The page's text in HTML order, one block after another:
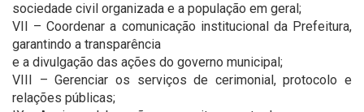
sociedade civil organizada e a população em geral;
VII – Coordenar a comunicação institucional da Prefeitura,
garantindo a transparência
e a divulgação das ações do governo municipal;
VIII – Gerenciar os serviços de cerimonial, protocolo e
relações públicas;